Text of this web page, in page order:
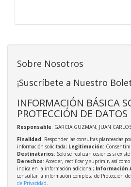
Sobre Nosotros
¡Suscríbete a Nuestro
INFORMACIÓN BÁSICA
PROTECCIÓN DE DATOS
Responsable: GARCIA GUZMAN, JUAN
Finalidad: Responder las consultas planteadas
información solicitada; Legitimación:
Destinatarios: Solo se realizan cesiones si
Derechos: Acceder, rectificar y suprimir, así como
indica en la información adicional; Información
consultar la información completa de Protección
de Privacidad